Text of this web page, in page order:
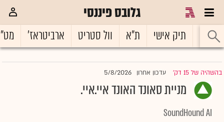
גלובס פיננסי
ראשי תיק אישי ת"א וול סטריט ארביטראז'
בהשהיה של 15 דק' |עדכון אחרון 5/8/2026
מניית סאונד האונד איי.איי.
SoundHound AI